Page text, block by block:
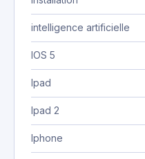
intelligence artificielle
IOS 5
Ipad
Ipad 2
Iphone